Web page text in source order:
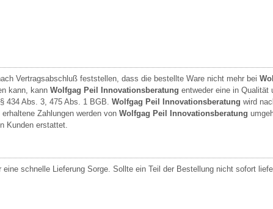
Vertragsabschluß feststellen, dass die bestellte Ware nicht mehr bei
kann, kann Wolfgag Peil Innovationsberatung entweder eine in Qualität
434 Abs. 3, 475 Abs. 1 BGB. Wolfgag Peil Innovationsberatung wird
Zahlungen werden von Wolfgag Peil Innovationsberatung
Kunden erstattet.
eine schnelle Lieferung Sorge. Sollte ein Teil der Bestellung nicht sofort